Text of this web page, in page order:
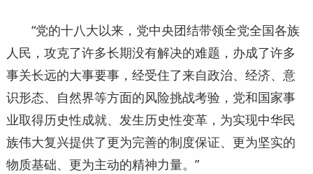
“党的十八大以来，党中央团结带领全党全国各族
人民，攻克了许多长期没有解决的难题，办成了许多
事关长远的大事要事，经受住了来自政治、经济、意
识形态、自然界等方面的风险挑战考验，党和国家事
业取得历史性成就、发生历史性变革，为实现中华民
族伟大复兴提供了更为完善的制度保证、更为坚实的
物质基础、更为主动的精神力量。”